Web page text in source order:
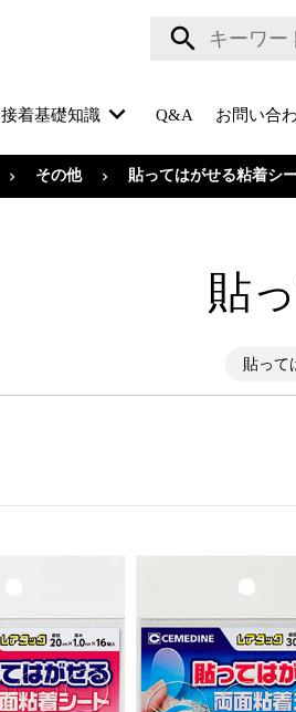
接着基礎知識 Q&A お問い合
その他 貼ってはがせる粘着シ
貼
貼って